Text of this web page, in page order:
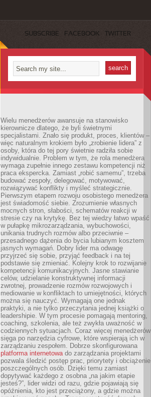
SUBSCRIBE FACEBOOK TWITTER
Wielu menedżerów awansuje na stanowisko
kierownicze dlatego, że byli świetnymi
specjalistami. Znało się produkt, proces, klientów –
więc naturalnym krokiem było „zrobienie lidera” z
osoby, która do tej pory świetnie radziła sobie
indywidualnie. Problem w tym, że rola menedżera
wymaga zupełnie innego zestawu kompetencji niż
praca ekspercka. Zamiast „robić samemu”, trzeba
budować zespoły, delegować, motywować,
rozwiązywać konflikty i myśleć strategicznie.
Pierwszym etapem rozwoju osobistego menedżera
jest świadomość siebie. Zrozumienie własnych
mocnych stron, słabości, schematów reakcji w
stresie czy na krytykę. Bez tej wiedzy łatwo wpaść
w pułapkę mikrozarządzania, wybuchowości,
unikania trudnych rozmów albo przeciwnie –
przesadnego dążenia do bycia lubianym kosztem
jasnych wymagań. Dobry lider ma odwagę
przyjrzeć się sobie, przyjąć feedback i na tej
podstawie się zmieniać. Kolejny krok to rozwijanie
kompetencji komunikacyjnych. Jasne stawianie
celów, udzielanie konstruktywnej informacji
zwrotnej, prowadzenie rozmów rozwojowych i
mediowanie w konfliktach to umiejętności, których
można się nauczyć. Wymagają one jednak
praktyki, a nie tylko przeczytania jednej książki o
leadershipie. W tym procesie pomagają mentoring,
coaching, szkolenia, ale też zwykła uważność w
codziennych sytuacjach. Coraz więcej menedżerów
sięga po narzędzia cyfrowe, które wspierają ich w
zarządzaniu zespołem. Dobrze skonfigurowana
platforma internetowado zarządzania projektami
pozwala śledzić postęp prac, priorytety i obciążenie
poszczególnych osób. Dzięki temu zamiast
dopytywać każdego z osobna „na jakim etapie
jesteś?”, lider widzi od razu, gdzie pojawiają się
opóźnienia, kto jest przeciążony, a gdzie można